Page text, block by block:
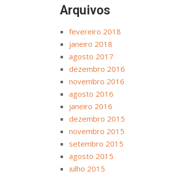
Arquivos
fevereiro 2018
janeiro 2018
agosto 2017
dezembro 2016
novembro 2016
agosto 2016
janeiro 2016
dezembro 2015
novembro 2015
setembro 2015
agosto 2015
julho 2015